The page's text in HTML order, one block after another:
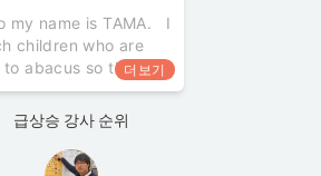
my name is TAMA. I
children who are
to abacus so that
can improve their
in a relaxed and fun
I will proceed
더보기
급상승 강사 순위